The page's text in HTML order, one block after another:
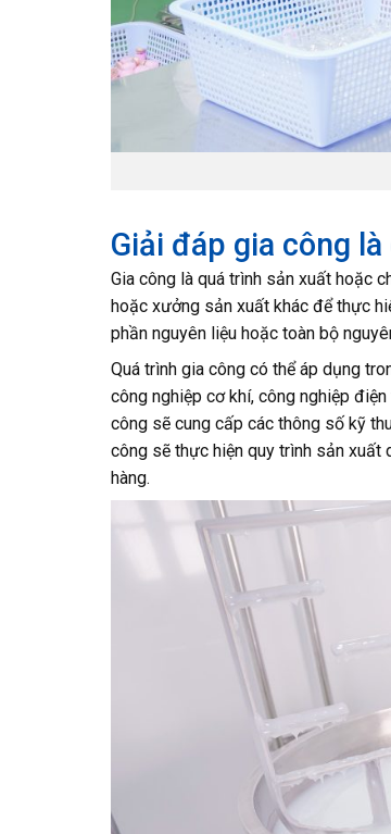
Giải đáp gia công là
Gia công là quá trình sản xuất hoặc
hoặc xưởng sản xuất khác để thực
phần nguyên liệu hoặc toàn bộ
Quá trình gia công có thể áp dụng
công nghiệp cơ khí, công nghiệp
công sẽ cung cấp các thông số kỹ
công sẽ thực hiện quy trình sản
hàng.